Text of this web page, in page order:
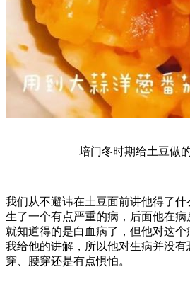
培门冬时期给土豆做
我们从不避讳在土豆面前讲他得了
生了一个有点严重的病，后面他在病
就知道得的是白血病了，但他对这
我给他的讲解，所以他对生病并没
穿、腰穿还是有点惧怕。